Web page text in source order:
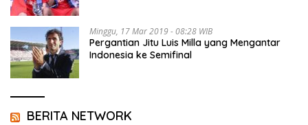
Minggu, 17 Mar 2019 - 08:28 WIB
Pergantian Jitu Luis Milla yang Mengantar
Indonesia ke Semifinal
BERITA NETWORK